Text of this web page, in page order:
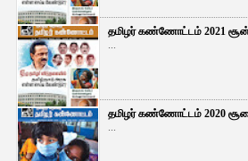
தமிழர் கண்ணோட்டம் 2021
...
தமிழர் கண்ணோட்டம் 2020
...